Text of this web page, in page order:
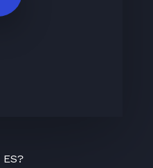
ES?